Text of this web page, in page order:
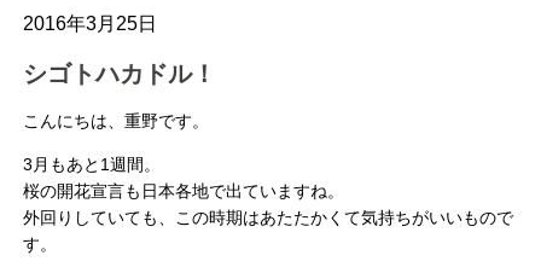
2016年3月25日
シゴトハカドル！
こんにちは、重野です。
3月もあと1週間。
桜の開花宣言も日本各地で出ていますね。
外回りしていても、この時期はあたたかくて気持ちがいいもので
す。